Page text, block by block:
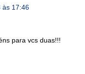
às 17:46
para vcs duas!!!